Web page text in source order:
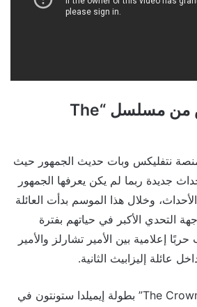
الموسم الخامس من مسلسل “The
نتفليكس وبات حديث الجمهور حيث
جديدة ربما لم يكن يعرفها الجمهور
وخلال هذا الموسم بدأت العائلة
التحدي الأكبر في حياتهم بفترة
إعلامية بين الأمير تشارلز والأمير
عائلة إليزابيث الثانية.
الموسم الخامس من “The Crown” بطولة إيميلدا ستونتون في